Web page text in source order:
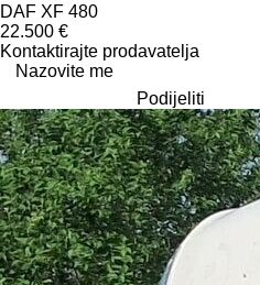
DAF XF 480
22.500 €
Kontaktirajte prodavatelja
Nazovite me
Podijeliti